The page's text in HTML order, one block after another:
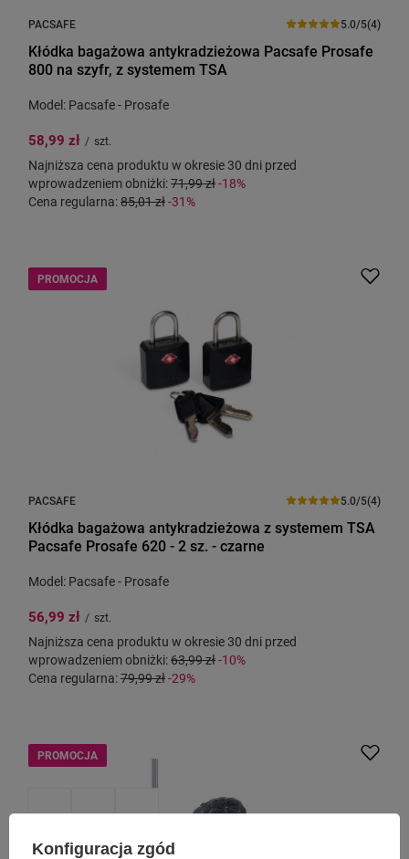
PACSAFE 5.0/5(4)
Kłódka bagażowa antykradzieżowa Pacsafe Prosafe
800 na szyfr, z systemem TSA
Model: Pacsafe - Prosafe
58,99 zł / szt.
Najniższa cena produktu w okresie 30 dni przed
wprowadzeniem obniżki:71,99 zł-18%
Cena regularna:85,01 zł-31%
PROMOCJA
PACSAFE 5.0/5(4)
Kłódka bagażowa antykradzieżowa z systemem TSA
Pacsafe Prosafe 620 - 2 sz. - czarne
Model: Pacsafe - Prosafe
56,99 zł / szt.
Najniższa cena produktu w okresie 30 dni przed
wprowadzeniem obniżki:63,99 zł-10%
Cena regularna:79,99 zł-29%
PROMOCJA
Konfiguracja zgód